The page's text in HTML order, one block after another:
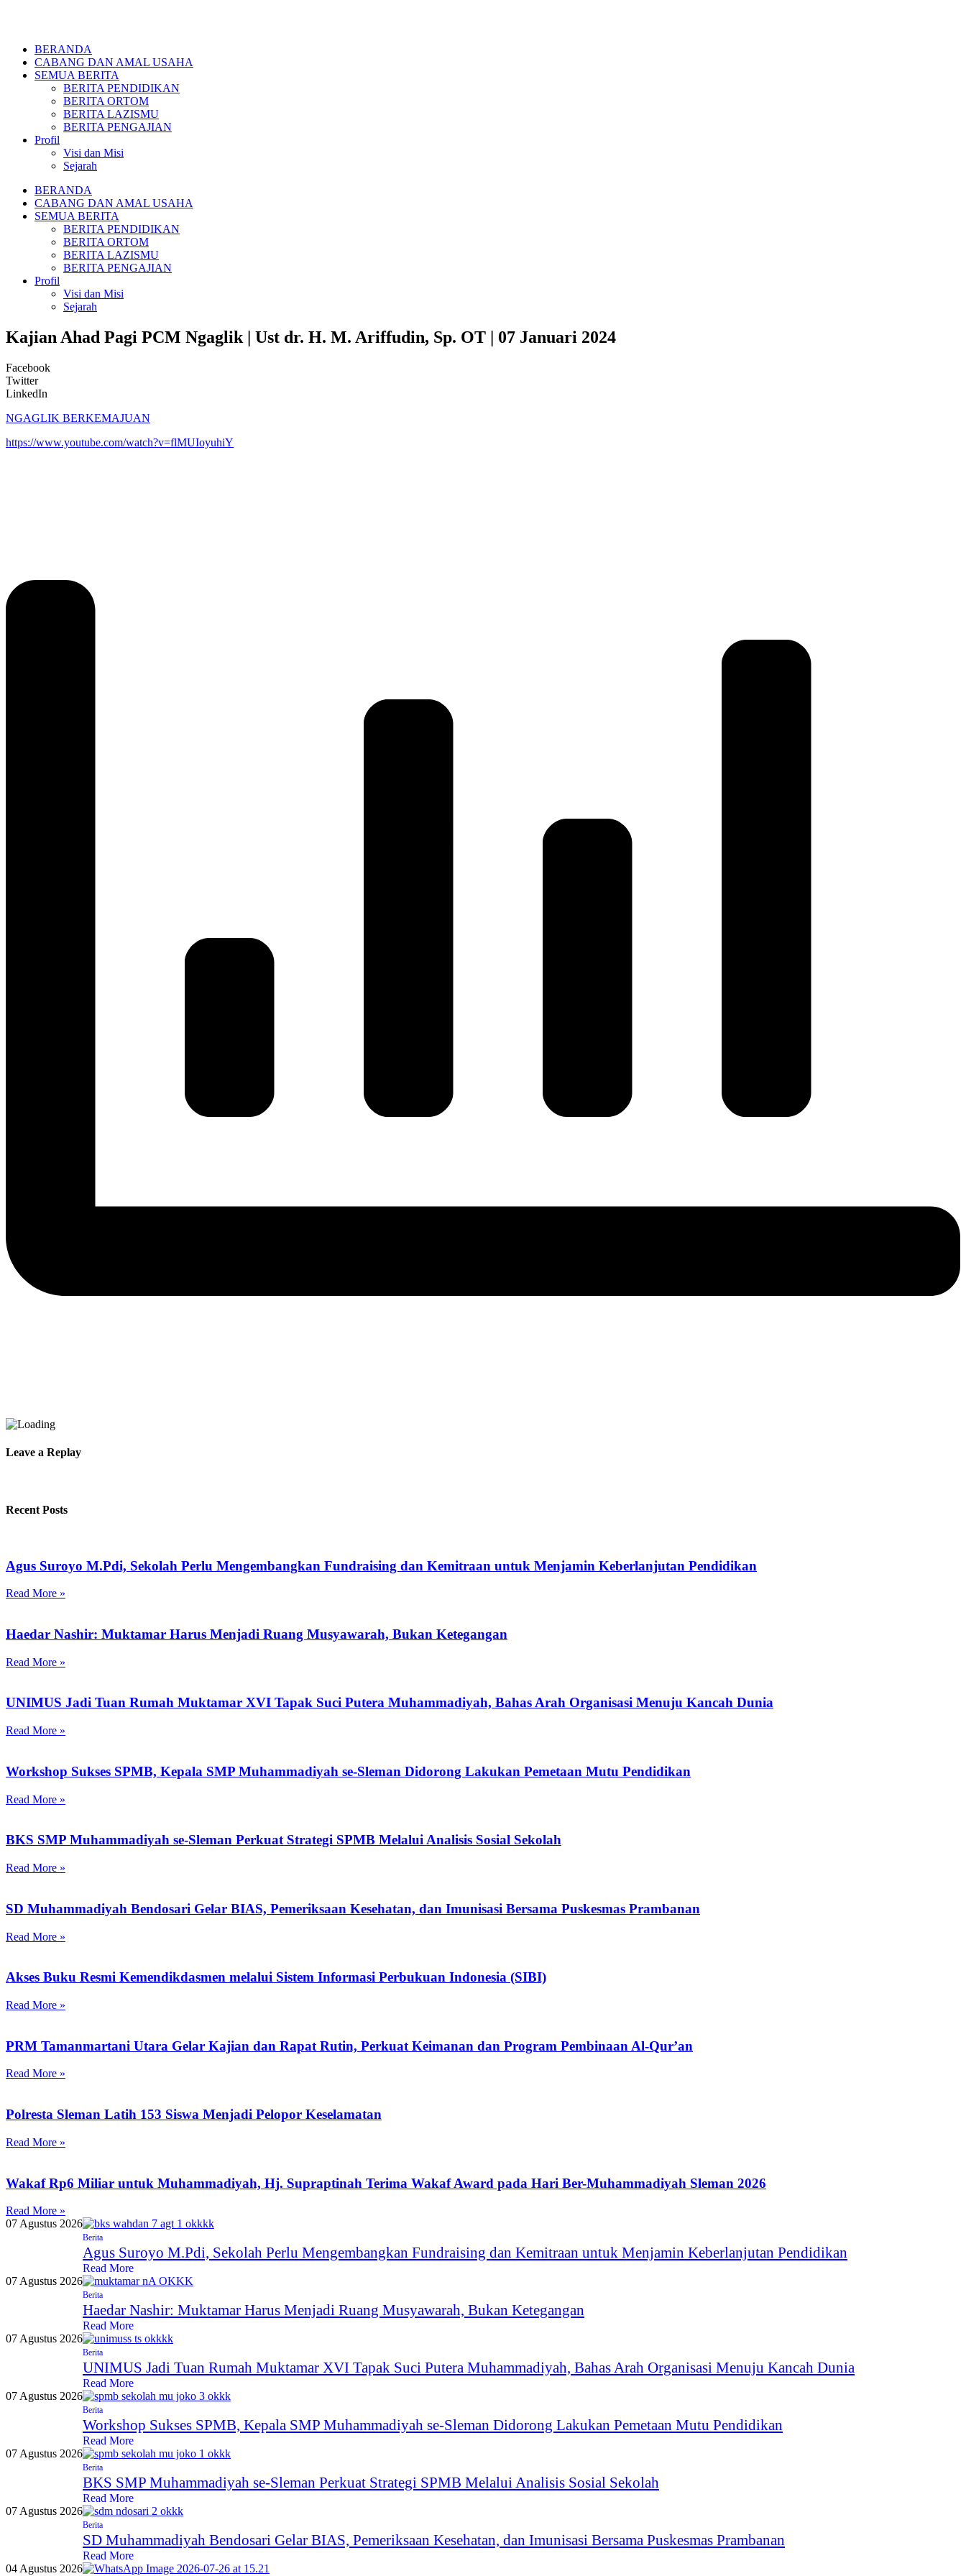
BERANDA
CABANG DAN AMAL USAHA
SEMUA BERITA
BERITA PENDIDIKAN
BERITA ORTOM
BERITA LAZISMU
BERITA PENGAJIAN
Profil
Visi dan Misi
Sejarah
BERANDA
CABANG DAN AMAL USAHA
SEMUA BERITA
BERITA PENDIDIKAN
BERITA ORTOM
BERITA LAZISMU
BERITA PENGAJIAN
Profil
Visi dan Misi
Sejarah
Kajian Ahad Pagi PCM Ngaglik | Ust dr. H. M. Ariffudin, Sp. OT | 07 Januari 2024
Facebook
Twitter
LinkedIn
NGAGLIK BERKEMAJUAN
https://www.youtube.com/watch?v=flMUIoyuhiY
Leave a Replay
Recent Posts
Agus Suroyo M.Pdi, Sekolah Perlu Mengembangkan Fundraising dan Kemitraan untuk Menjamin Keberlanjutan Pendidikan
Read More »
Haedar Nashir: Muktamar Harus Menjadi Ruang Musyawarah, Bukan Ketegangan
Read More »
UNIMUS Jadi Tuan Rumah Muktamar XVI Tapak Suci Putera Muhammadiyah, Bahas Arah Organisasi Menuju Kancah Dunia
Read More »
Workshop Sukses SPMB, Kepala SMP Muhammadiyah se-Sleman Didorong Lakukan Pemetaan Mutu Pendidikan
Read More »
BKS SMP Muhammadiyah se-Sleman Perkuat Strategi SPMB Melalui Analisis Sosial Sekolah
Read More »
SD Muhammadiyah Bendosari Gelar BIAS, Pemeriksaan Kesehatan, dan Imunisasi Bersama Puskesmas Prambanan
Read More »
Akses Buku Resmi Kemendikdasmen melalui Sistem Informasi Perbukuan Indonesia (SIBI)
Read More »
PRM Tamanmartani Utara Gelar Kajian dan Rapat Rutin, Perkuat Keimanan dan Program Pembinaan Al-Qur’an
Read More »
Polresta Sleman Latih 153 Siswa Menjadi Pelopor Keselamatan
Read More »
Wakaf Rp6 Miliar untuk Muhammadiyah, Hj. Supraptinah Terima Wakaf Award pada Hari Ber-Muhammadiyah Sleman 2026
Read More »
07 Agustus 2026
Berita
Agus Suroyo M.Pdi, Sekolah Perlu Mengembangkan Fundraising dan Kemitraan untuk Menjamin Keberlanjutan Pendidikan
Read More
07 Agustus 2026
Berita
Haedar Nashir: Muktamar Harus Menjadi Ruang Musyawarah, Bukan Ketegangan
Read More
07 Agustus 2026
Berita
UNIMUS Jadi Tuan Rumah Muktamar XVI Tapak Suci Putera Muhammadiyah, Bahas Arah Organisasi Menuju Kancah Dunia
Read More
07 Agustus 2026
Berita
Workshop Sukses SPMB, Kepala SMP Muhammadiyah se-Sleman Didorong Lakukan Pemetaan Mutu Pendidikan
Read More
07 Agustus 2026
Berita
BKS SMP Muhammadiyah se-Sleman Perkuat Strategi SPMB Melalui Analisis Sosial Sekolah
Read More
07 Agustus 2026
Berita
SD Muhammadiyah Bendosari Gelar BIAS, Pemeriksaan Kesehatan, dan Imunisasi Bersama Puskesmas Prambanan
Read More
04 Agustus 2026